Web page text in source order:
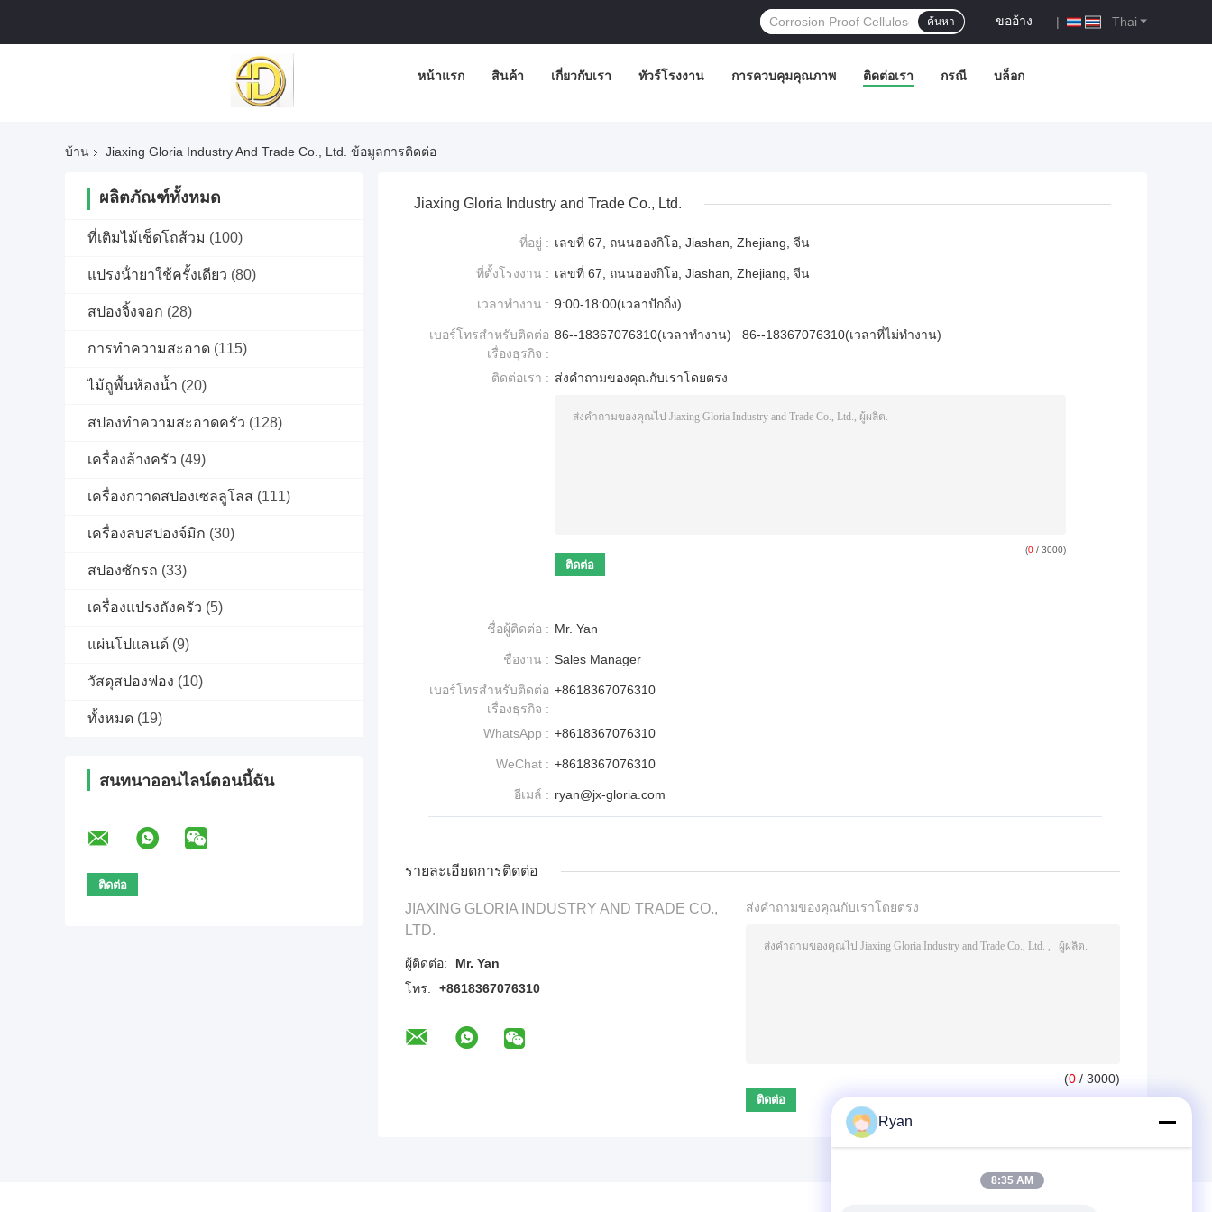
Thai
ขออ้าง |
ค้นหา
หน้าแรก สินค้า เกี่ยวกับเรา ทัวร์โรงงาน การควบคุมคุณภาพ ติดต่อเรา กรณี บล็อก
บ้าน Jiaxing Gloria Industry And Trade Co., Ltd. ข้อมูลการติดต่อ
ผลิตภัณฑ์ทั้งหมด
ที่เติมไม้เช็ดโถส้วม (100)
แปรงน้ํายาใช้ครั้งเดียว (80)
สปองจิ้งจอก (28)
การทําความสะอาด (115)
ไม้ถูพื้นห้องน้ำ (20)
สปองทําความสะอาดครัว (128)
เครื่องล้างครัว (49)
เครื่องกวาดสปองเซลลูโลส (111)
เครื่องลบสปองจ์มิก (30)
สปองซักรถ (33)
เครื่องแปรงถังครัว (5)
แผ่นโปแลนด์ (9)
วัสดุสปองฟอง (10)
ทั้งหมด (19)
สนทนาออนไลน์ตอนนี้ฉัน
Jiaxing Gloria Industry and Trade Co., Ltd.
ที่อยู่ : เลขที่ 67, ถนนฮองกิโอ, Jiashan, Zhejiang, จีน
ที่ตั้งโรงงาน : เลขที่ 67, ถนนฮองกิโอ, Jiashan, Zhejiang, จีน
เวลาทำงาน : 9:00-18:00(เวลาปักกิ่ง)
เบอร์โทรสำหรับติดต่อ
เรื่องธุรกิจ :
86--18367076310(เวลาทำงาน) 86--18367076310(เวลาที่ไม่ทำงาน)
ติดต่อเรา : ส่งคำถามของคุณกับเราโดยตรง
(0 / 3000)
ชื่อผู้ติดต่อ : Mr. Yan
ชื่องาน : Sales Manager
เบอร์โทรสำหรับติดต่อ
เรื่องธุรกิจ :
+8618367076310
WhatsApp : +8618367076310
WeChat : +8618367076310
อีเมล์ : ryan@jx-gloria.com
รายละเอียดการติดต่อ
JIAXING GLORIA INDUSTRY AND TRADE CO.,
LTD.
ผู้ติดต่อ:
Mr. Yan
โทร:
+8618367076310
ส่งคำถามของคุณกับเราโดยตรง
(0 / 3000)
Ryan
8:35 AM